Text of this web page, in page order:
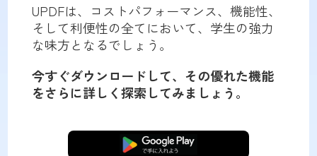
UPDFは、コストパフォーマンス、機能性、
そして利便性の全てにおいて、学生の強力
な味方となるでしょう。
今すぐダウンロードして、その優れた機能
をさらに詳しく探索してみましょう。
無料ダウンロード